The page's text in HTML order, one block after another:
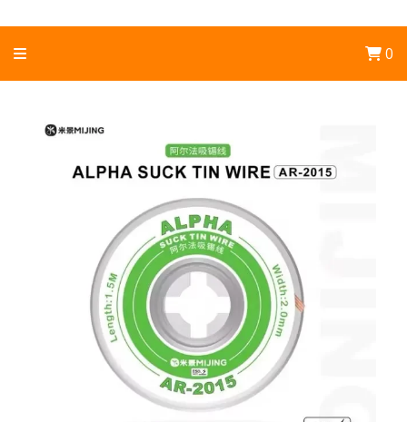
0